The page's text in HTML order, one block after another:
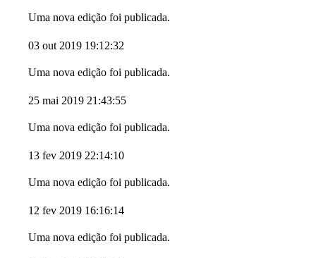
Uma nova edição foi publicada.
03 out 2019 19:12:32
Uma nova edição foi publicada.
25 mai 2019 21:43:55
Uma nova edição foi publicada.
13 fev 2019 22:14:10
Uma nova edição foi publicada.
12 fev 2019 16:16:14
Uma nova edição foi publicada.